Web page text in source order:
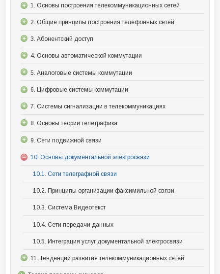
1. Основы построения телекоммуникационных сетей
2. Общие принципы построения телефонных сетей
3. Абонентский доступ
4. Основы автоматической коммутации
5. Аналоговые системы коммутации
6. Цифровые системы коммутации
7. Системы сигнализации в телекоммуникациях
8. Основы теории телетрафика
9. Сети подвижной связи
10. Основы документальной электросвязи
10.1. Сети телеграфной связи
10.2. Принципы организации факсимильной связи
10.3. Система Видеотекст
10.4. Сети передачи данных
10.5. Интеграция услуг документальной электросвязи
11. Тенденции развития телекоммуникационных сетей